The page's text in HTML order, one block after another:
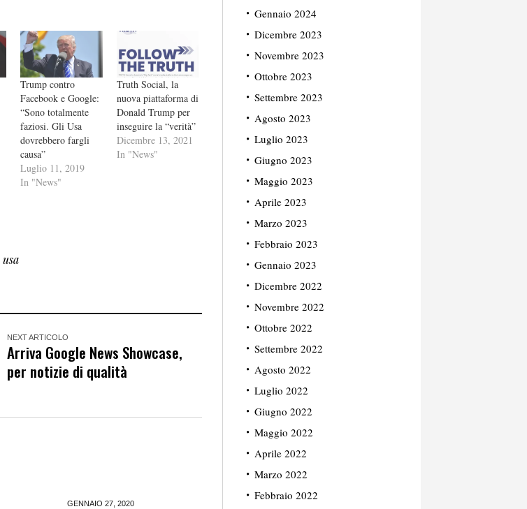
Trump contro
Facebook e Google:
“Sono totalmente
faziosi. Gli Usa
dovrebbero fargli
causa”
Luglio 11, 2019
In "News"
Truth Social, la
nuova piattaforma di
Donald Trump per
inseguire la “verità”
Dicembre 13, 2021
In "News"
usa
NEXT ARTICOLO
Arriva Google News Showcase,
per notizie di qualità
GENNAIO 27, 2020
Gennaio 2024
Dicembre 2023
Novembre 2023
Ottobre 2023
Settembre 2023
Agosto 2023
Luglio 2023
Giugno 2023
Maggio 2023
Aprile 2023
Marzo 2023
Febbraio 2023
Gennaio 2023
Dicembre 2022
Novembre 2022
Ottobre 2022
Settembre 2022
Agosto 2022
Luglio 2022
Giugno 2022
Maggio 2022
Aprile 2022
Marzo 2022
Febbraio 2022